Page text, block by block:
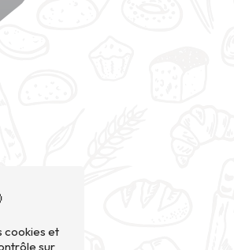
cookies et
sur